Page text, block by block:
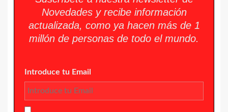
Novedades y recibe información
actualizada, como ya hacen más de 1
millón de personas de todo el mundo.
Introduce tu Email